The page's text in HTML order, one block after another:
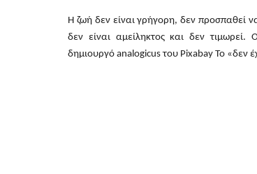
Η ζωή δεν είναι γρήγορη, δεν προσπαθεί
δεν είναι αμείληκτος και δεν
δημιουργό analogicus του Pixabay Το «δεν